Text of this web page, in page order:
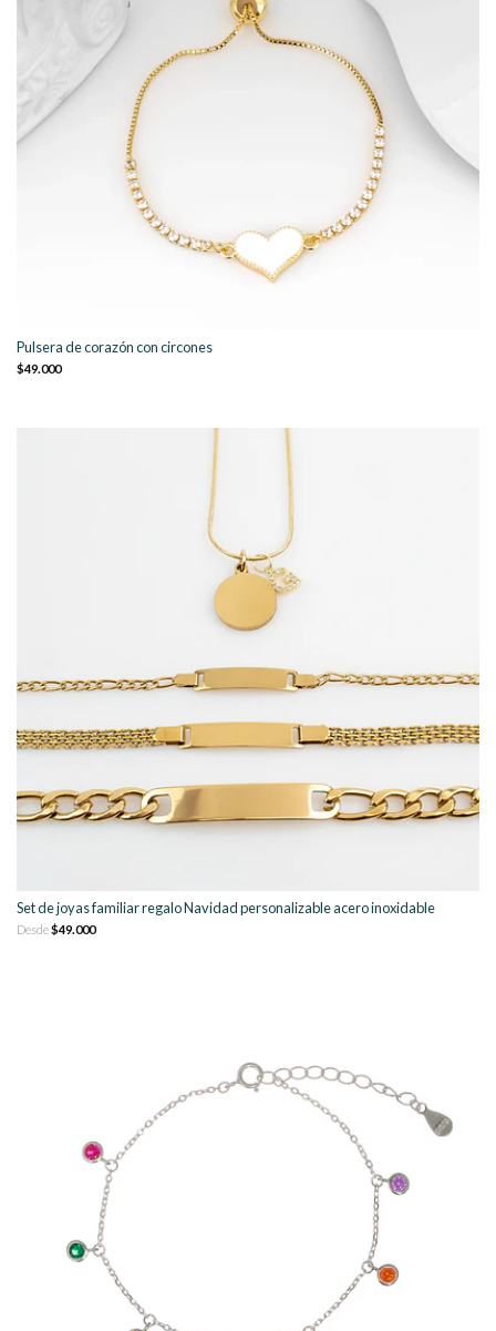
Pulsera de corazón con circones
$49.000
Set de joyas familiar regalo Navidad personalizable acero inoxidable
Desde$49.000